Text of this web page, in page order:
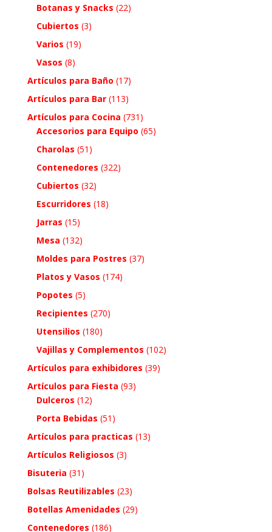
Botanas y Snacks (22)
Cubiertos (3)
Varios (19)
Vasos (8)
Artículos para Baño (17)
Artículos para Bar (113)
Artículos para Cocina (731)
Accesorios para Equipo (65)
Charolas (51)
Contenedores (322)
Cubiertos (32)
Escurridores (18)
Jarras (15)
Mesa (132)
Moldes para Postres (37)
Platos y Vasos (174)
Popotes (5)
Recipientes (270)
Utensilios (180)
Vajillas y Complementos (102)
Artículos para exhibidores (39)
Artículos para Fiesta (93)
Dulceros (12)
Porta Bebidas (51)
Artículos para practicas (13)
Artículos Religiosos (3)
Bisuteria (31)
Bolsas Reutilizables (23)
Botellas Amenidades (29)
Contenedores (186)